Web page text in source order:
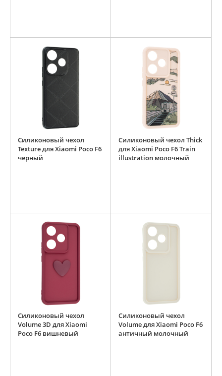
Силиконовый чехол
Texture для Xiaomi Poco F6
черный
Силиконовый чехол Thick
для Xiaomi Poco F6 Train
illustration молочный
Силиконовый чехол
Volume 3D для Xiaomi
Poco F6 вишневый
Силиконовый чехол
Volume для Xiaomi Poco F6
античный молочный